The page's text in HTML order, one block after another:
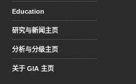
Education
研究与新闻主页
分析与分级主页
关于 GIA 主页